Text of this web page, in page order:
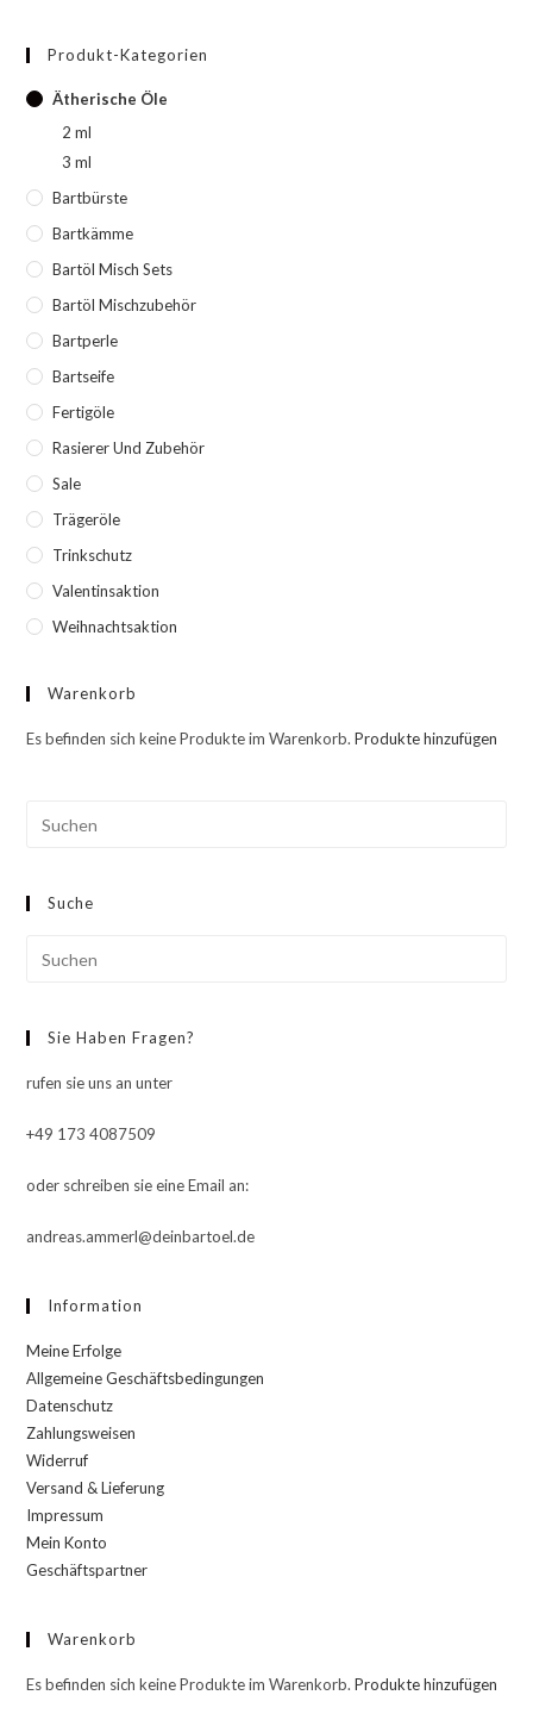
Produkt-Kategorien
Ätherische Öle
2 ml
3 ml
Bartbürste
Bartkämme
Bartöl Misch Sets
Bartöl Mischzubehör
Bartperle
Bartseife
Fertigöle
Rasierer Und Zubehör
Sale
Trägeröle
Trinkschutz
Valentinsaktion
Weihnachtsaktion
Warenkorb
Es befinden sich keine Produkte im Warenkorb.Produkte hinzufügen
Suche
Sie Haben Fragen?
rufen sie uns an unter
+49 173 4087509
oder schreiben sie eine Email an:
andreas.ammerl@deinbartoel.de
Information
Meine Erfolge
Allgemeine Geschäftsbedingungen
Datenschutz
Zahlungsweisen
Widerruf
Versand & Lieferung
Impressum
Mein Konto
Geschäftspartner
Warenkorb
Es befinden sich keine Produkte im Warenkorb.Produkte hinzufügen